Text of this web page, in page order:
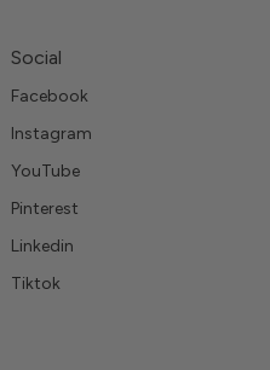
Social
Facebook
Instagram
YouTube
Pinterest
Linkedin
Tiktok